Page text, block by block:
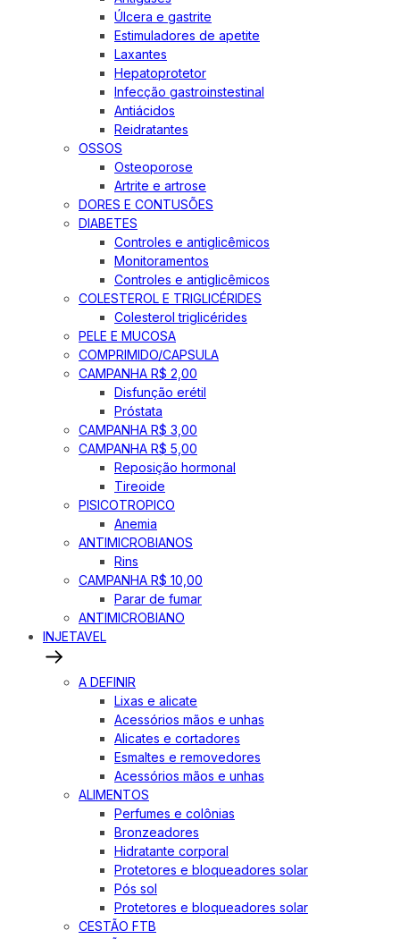
Úlcera e gastrite
Estimuladores de apetite
Laxantes
Hepatoprotetor
Infecção gastroinstestinal
Antiácidos
Reidratantes
OSSOS
Osteoporose
Artrite e artrose
DORES E CONTUSÕES
DIABETES
Controles e antiglicêmicos
Monitoramentos
Controles e antiglicêmicos
COLESTEROL E TRIGLICÉRIDES
Colesterol triglicérides
PELE E MUCOSA
COMPRIMIDO/CAPSULA
CAMPANHA R$ 2,00
Disfunção erétil
Próstata
CAMPANHA R$ 3,00
CAMPANHA R$ 5,00
Reposição hormonal
Tireoide
PISICOTROPICO
Anemia
ANTIMICROBIANOS
Rins
CAMPANHA R$ 10,00
Parar de fumar
ANTIMICROBIANO
INJETAVEL
A DEFINIR
Lixas e alicate
Acessórios mãos e unhas
Alicates e cortadores
Esmaltes e removedores
Acessórios mãos e unhas
ALIMENTOS
Perfumes e colônias
Bronzeadores
Hidratante corporal
Protetores e bloqueadores solar
Pós sol
Protetores e bloqueadores solar
CESTÃO FTB